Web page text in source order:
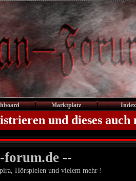
Marktplatz Index
und dieses auch
forum.de --
Hörspielen und vielem mehr !